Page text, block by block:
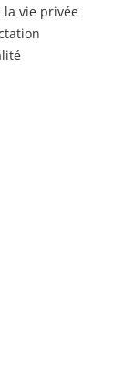
la vie privée